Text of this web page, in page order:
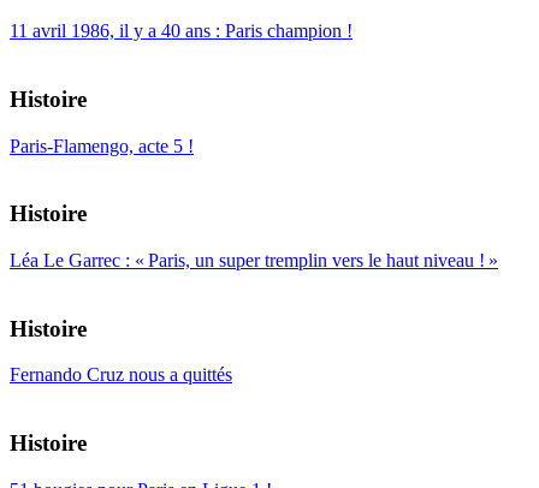
11 avril 1986, il y a 40 ans : Paris champion !
Histoire
Paris-Flamengo, acte 5 !
Histoire
Léa Le Garrec : « Paris, un super tremplin vers le haut niveau ! »
Histoire
Fernando Cruz nous a quittés
Histoire